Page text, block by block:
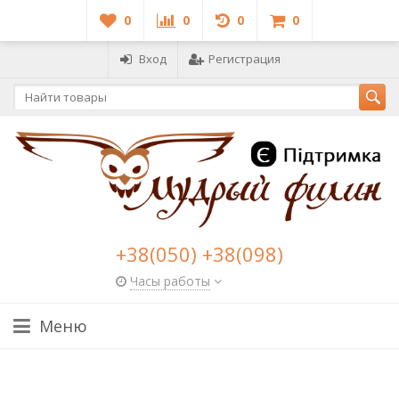
0 0 0 0
Вход Регистрация
+38(050) +38(098)
Часы работы
Меню